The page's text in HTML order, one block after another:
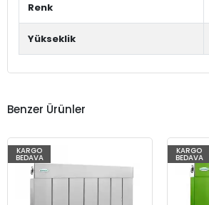
Renk
Yükseklik
Benzer Ürünler
KARGO
BEDAVA
KARGO
BEDAVA